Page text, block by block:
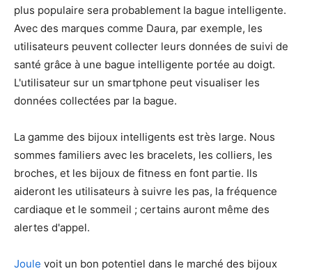
plus populaire sera probablement la bague intelligente.
Avec des marques comme Daura, par exemple, les
utilisateurs peuvent collecter leurs données de suivi de
santé grâce à une bague intelligente portée au doigt.
L'utilisateur sur un smartphone peut visualiser les
données collectées par la bague.
La gamme des bijoux intelligents est très large. Nous
sommes familiers avec les bracelets, les colliers, les
broches, et les bijoux de fitness en font partie. Ils
aideront les utilisateurs à suivre les pas, la fréquence
cardiaque et le sommeil ; certains auront même des
alertes d'appel.
Joule voit un bon potentiel dans le marché des bijoux